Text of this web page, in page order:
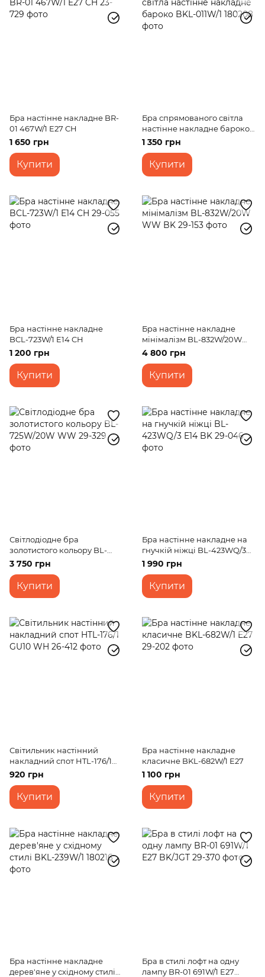
Бра настінне накладне BR-
01 467W/1 E27 CH
1 650 грн
Купити
Бра спрямованого світла
настінне накладне бароко
BKL-011W/1
1 350 грн
Купити
Бра настінне накладне
BCL-723W/1 E14 CH
1 200 грн
Купити
Бра настінне накладне
мінімалізм BL-832W/20W
WW BK
4 800 грн
Купити
Світлодіодне бра
золотистого кольору BL-
725W/20W WW
3 750 грн
Купити
Бра настінне накладне на
гнучкій ніжці BL-423WQ/3
E14 BK
1 990 грн
Купити
Світильник настінний
накладний спот HTL-176/1
GU10 WH
920 грн
Купити
Бра настінне накладне
класичне BKL-682W/1 E27
1 100 грн
Купити
Бра настінне накладне
дерев'яне у східному стилі
Бра в стилі лофт на одну
лампу BR-01 691W/1 E27